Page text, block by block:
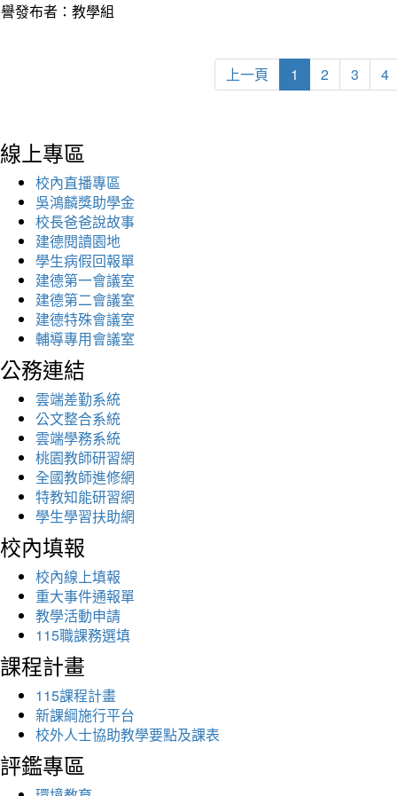
發布者：教學組
上一頁 1 2 3 4
線上專區
校內直播專區
吳鴻麟獎助學金
校長爸爸說故事
建德閱讀園地
學生病假回報單
建德第一會議室
建德第二會議室
建德特殊會議室
輔導專用會議室
公務連結
雲端差勤系統
公文整合系統
雲端學務系統
桃園教師研習網
全國教師進修網
特教知能研習網
學生學習扶助網
校內填報
校內線上填報
重大事件通報單
教學活動申請
115職課務選填
課程計畫
115課程計畫
新課綱施行平台
校外人士協助教學要點及課表
評鑑專區